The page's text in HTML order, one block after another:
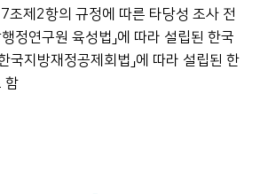
조제2항의 규정에 따른 타당성 조사 전
정연구원 육성법」에 따라 설립된 한국
국지방재정공제회법」에 따라 설립된 한
함